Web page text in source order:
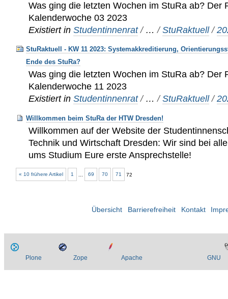
Was ging die letzten Wochen im StuRa ab? Der
Kalenderwoche 03 2023
Existiert in Studentinnenrat / …/StuRaktuell /
StuRaktuell - KW 11 2023: Systemakkreditierung,
Ende des StuRa?
Was ging die letzten Wochen im StuRa ab? Der
Kalenderwoche 11 2023
Existiert in Studentinnenrat / …/StuRaktuell /
Willkommen beim StuRa der HTW Dresden!
Willkommen auf der Website der
Technik und Wirtschaft Dresden: Wir sind bei
ums Studium Eure erste Ansprechstelle!
« 10 frühere Artikel 1 69 70 71 72
Übersicht Barrierefreiheit Kontakt
Plone Zope Apache GNU